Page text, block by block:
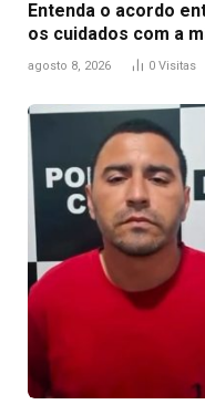
Entenda o acordo
os cuidados com a
agosto 8, 2026 0 Visitas